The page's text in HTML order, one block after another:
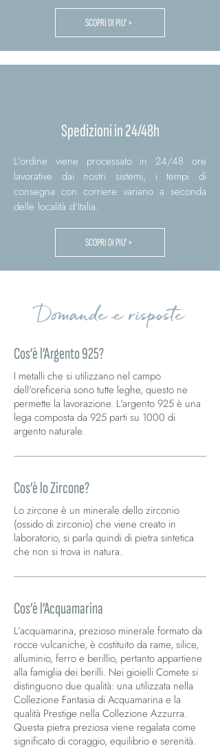
SCOPRI DI PIU' >
Spedizioni in 24/48h
L'ordine viene processato in 24/48 ore
lavorative dai nostri sistemi, i tempi di
consegna con corriere variano a seconda
delle località d'Italia.
SCOPRI DI PIU' >
Domande e risposte
Cos’è l’Argento 925?
I metalli che si utilizzano nel campo
dell'oreficeria sono tutte leghe, questo ne
permette la lavorazione. L'argento 925 è una
lega composta da 925 parti su 1000 di
argento naturale.
Cos’è lo Zircone?
Lo zircone è un minerale dello zirconio
(ossido di zirconio) che viene creato in
laboratorio, si parla quindi di pietra sintetica
che non si trova in natura.
Cos’è l’Acquamarina
L’acquamarina, prezioso minerale formato da
rocce vulcaniche, è costituito da rame, silice,
alluminio, ferro e berillio, pertanto appartiene
alla famiglia dei berilli. Nei gioielli Comete si
distinguono due qualità: una utilizzata nella
Collezione Fantasia di Acquamarina e la
qualità Prestige nella Collezione Azzurra.
Questa pietra preziosa viene regalata come
significato di coraggio, equilibrio e serenità.